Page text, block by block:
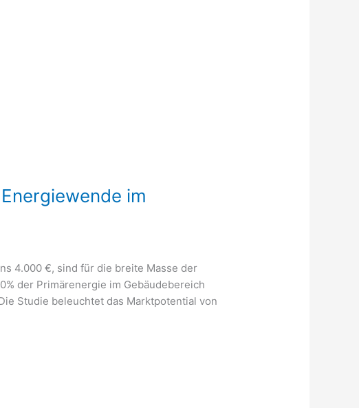
im
4.000 €, sind für die breite Masse der
der Primärenergie im Gebäudebereich
Studie beleuchtet das Marktpotential von